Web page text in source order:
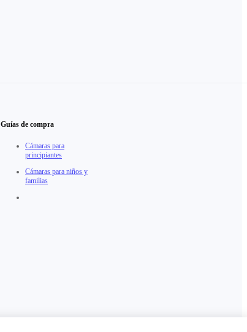
Guías de compra
Cámaras para
principiantes
Cámaras para niños y
familias